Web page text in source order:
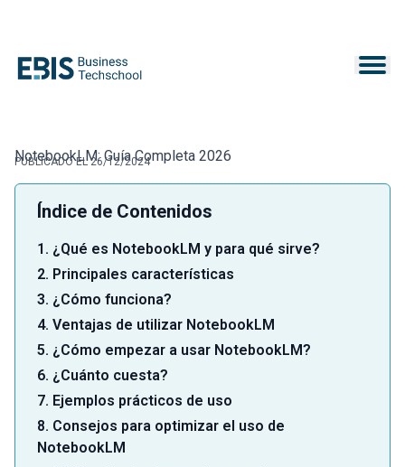
NotebookLM: Guía Completa 2026
PUBLICADO EL 26/12/2024
Índice de Contenidos
1. ¿Qué es NotebookLM y para qué sirve?
2. Principales características
3. ¿Cómo funciona?
4. Ventajas de utilizar NotebookLM
5. ¿Cómo empezar a usar NotebookLM?
6. ¿Cuánto cuesta?
7. Ejemplos prácticos de uso
8. Consejos para optimizar el uso de
NotebookLM